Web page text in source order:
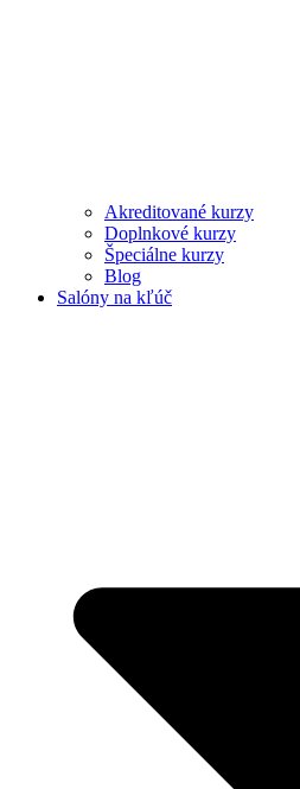
Akreditované kurzy
Doplnkové kurzy
Špeciálne kurzy
Blog
Salóny na kľúč